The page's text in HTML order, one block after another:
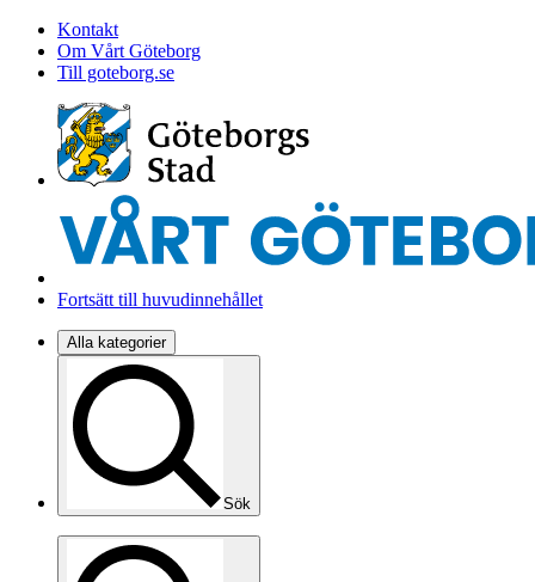
Kontakt
Om Vårt Göteborg
Till goteborg.se
Fortsätt till huvudinnehållet
Alla kategorier
Sök